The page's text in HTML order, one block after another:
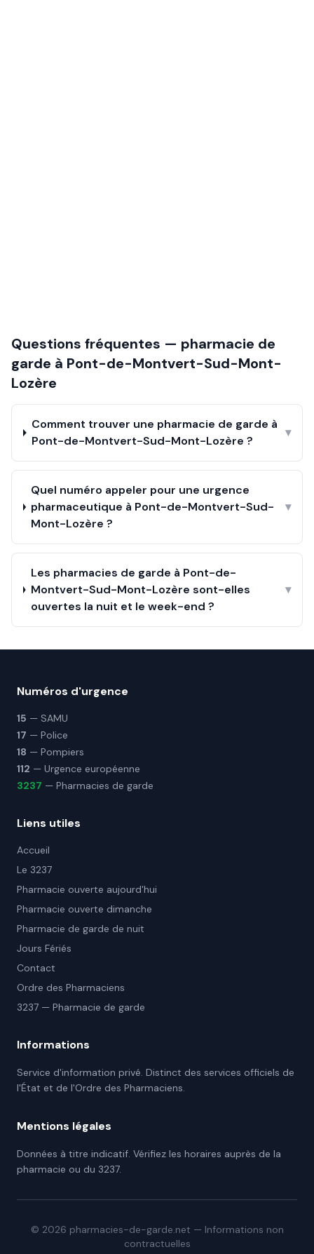
Questions fréquentes — pharmacie de
garde à Pont-de-Montvert-Sud-Mont-
Lozère
Comment trouver une pharmacie de garde à
Pont-de-Montvert-Sud-Mont-Lozère ?
▾
Quel numéro appeler pour une urgence
pharmaceutique à Pont-de-Montvert-Sud-
Mont-Lozère ?
▾
Les pharmacies de garde à Pont-de-
Montvert-Sud-Mont-Lozère sont-elles
ouvertes la nuit et le week-end ?
▾
Numéros d'urgence
15 — SAMU
17 — Police
18 — Pompiers
112 — Urgence européenne
3237 — Pharmacies de garde
Liens utiles
Accueil
Le 3237
Pharmacie ouverte aujourd'hui
Pharmacie ouverte dimanche
Pharmacie de garde de nuit
Jours Fériés
Contact
Ordre des Pharmaciens
3237 — Pharmacie de garde
Informations
Service d'information privé. Distinct des services officiels de
l'État et de l'Ordre des Pharmaciens.
Mentions légales
Données à titre indicatif. Vérifiez les horaires auprès de la
pharmacie ou du 3237.
© 2026 pharmacies-de-garde.net — Informations non
contractuelles